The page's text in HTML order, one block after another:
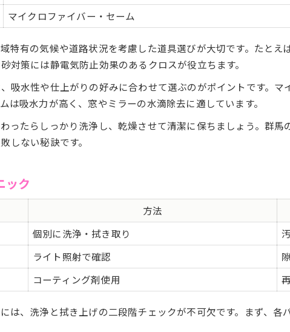
マイクロファイバー・セーム
特有の気候や道路状況を考慮した道具選びが大切です。たと
対策には静電気防止効果のあるクロスが役立ちます。
吸水性や仕上がりの好みに合わせて選ぶのがポイントです。
は吸水力が高く、窓やミラーの水滴除去に適しています。
ったらしっかり洗浄し、乾燥させて清潔に保ちましょう。群
しない秘訣です。
ック
方法
個別に洗浄・拭き取り
ライト照射で確認
コーティング剤使用
は、洗浄と拭き上げの二段階チェックが不可欠です。まず、